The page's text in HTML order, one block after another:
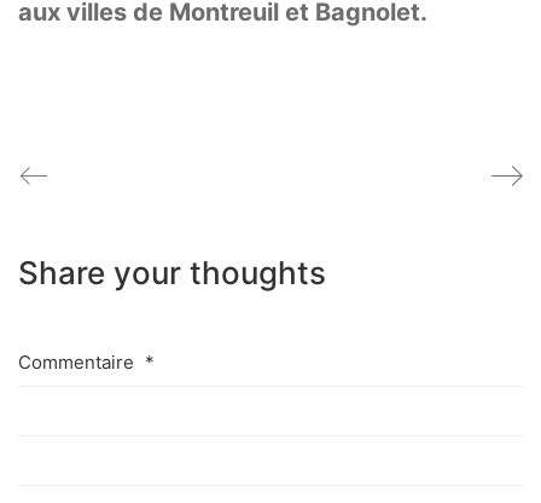
aux villes de Montreuil et Bagnolet.
Share your thoughts
Commentaire *